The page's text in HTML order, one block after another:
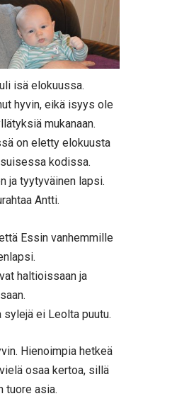
isä elokuussa.
hyvin, eikä isyys ole
mukanaan.
on eletty elokuusta
kodissa.
ja tyytyväinen lapsi.
Antti.
Essin vanhemmille
haltioissaan ja
sylejä ei Leolta puutu.
Hienoimpia hetkeä
osaa kertoa, sillä
tuore asia.